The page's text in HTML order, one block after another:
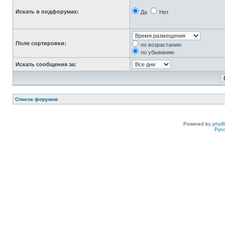
Искать в подфорумах: Да Нет
Поле сортировки:
по возрастанию
по убыванию
Искать сообщения за:
Список форумов
Powered by